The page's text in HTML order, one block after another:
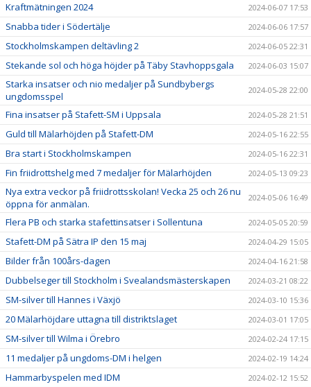
Kraftmätningen 2024 2024-06-07 17:53
Snabba tider i Södertälje 2024-06-06 17:57
Stockholmskampen deltävling 2 2024-06-05 22:31
Stekande sol och höga höjder på Täby Stavhoppsgala 2024-06-03 15:07
Starka insatser och nio medaljer på Sundbybergs
ungdomsspel
2024-05-28 22:00
Fina insatser på Stafett-SM i Uppsala 2024-05-28 21:51
Guld till Mälarhöjden på Stafett-DM 2024-05-16 22:55
Bra start i Stockholmskampen 2024-05-16 22:31
Fin friidrottshelg med 7 medaljer för Mälarhöjden 2024-05-13 09:23
Nya extra veckor på friidrottsskolan! Vecka 25 och 26 nu
öppna för anmälan.
2024-05-06 16:49
Flera PB och starka stafettinsatser i Sollentuna 2024-05-05 20:59
Stafett-DM på Sätra IP den 15 maj 2024-04-29 15:05
Bilder från 100års-dagen 2024-04-16 21:58
Dubbelseger till Stockholm i Svealandsmästerskapen 2024-03-21 08:22
SM-silver till Hannes i Växjö 2024-03-10 15:36
20 Mälarhöjdare uttagna till distriktslaget 2024-03-01 17:05
SM-silver till Wilma i Örebro 2024-02-24 17:15
11 medaljer på ungdoms-DM i helgen 2024-02-19 14:24
Hammarbyspelen med IDM 2024-02-12 15:52